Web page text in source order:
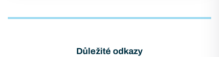
Důležité odkazy